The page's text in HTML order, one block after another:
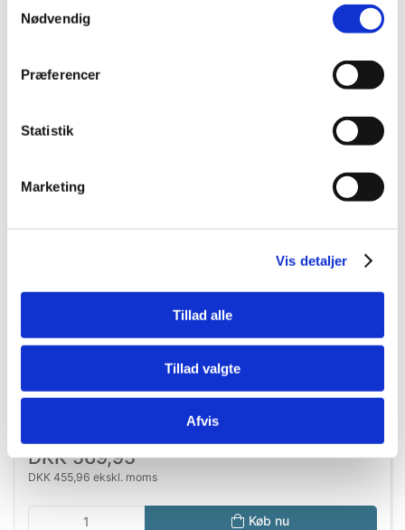
Nødvendig
Præferencer
Statistik
Marketing
Vis detaljer
Tillad alle
Tillad valgte
Afvis
OSTER SKÆR 4F 9.5 MM
DKK 569,95
DKK 455,96 ekskl. moms
Køb nu